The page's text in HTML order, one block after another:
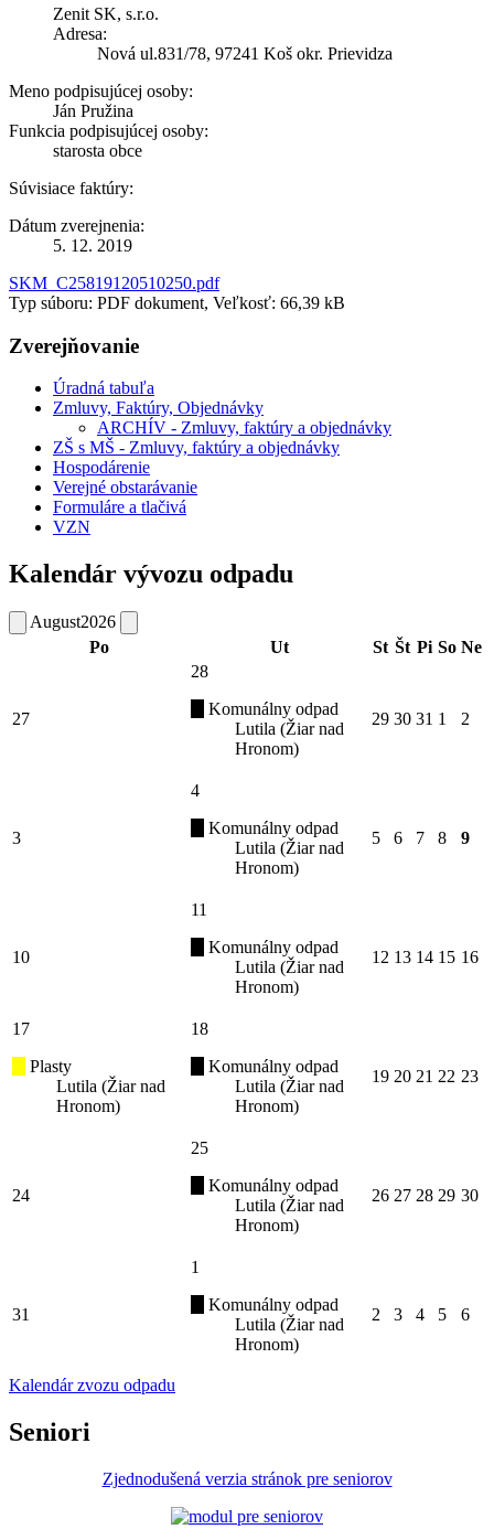
Zenit SK, s.r.o.
Adresa:
Nová ul.831/78, 97241 Koš okr. Prievidza
Meno podpisujúcej osoby:
Ján Pružina
Funkcia podpisujúcej osoby:
starosta obce
Súvisiace faktúry:
Dátum zverejnenia:
5. 12. 2019
SKM_C25819120510250.pdf
Typ súboru: PDF dokument, Veľkosť: 66,39 kB
Zverejňovanie
Úradná tabuľa
Zmluvy, Faktúry, Objednávky
ARCHÍV - Zmluvy, faktúry a objednávky
ZŠ s MŠ - Zmluvy, faktúry a objednávky
Hospodárenie
Verejné obstarávanie
Formuláre a tlačivá
VZN
Kalendár vývozu odpadu
August2026
Po
Ut St Št Pi So Ne
27
28
Komunálny odpad
Lutila (Žiar nad
Hronom)
29 30 31 1 2
3
4
Komunálny odpad
Lutila (Žiar nad
Hronom)
5 6 7 8 9
10
11
Komunálny odpad
Lutila (Žiar nad
Hronom)
12 13 14 15 16
17
Plasty
Lutila (Žiar nad
Hronom)
18
Komunálny odpad
Lutila (Žiar nad
Hronom)
19 20 21 22 23
24
25
Komunálny odpad
Lutila (Žiar nad
Hronom)
26 27 28 29 30
31
1
Komunálny odpad
Lutila (Žiar nad
Hronom)
2 3 4 5 6
Kalendár zvozu odpadu
Seniori
Zjednodušená verzia stránok pre seniorov